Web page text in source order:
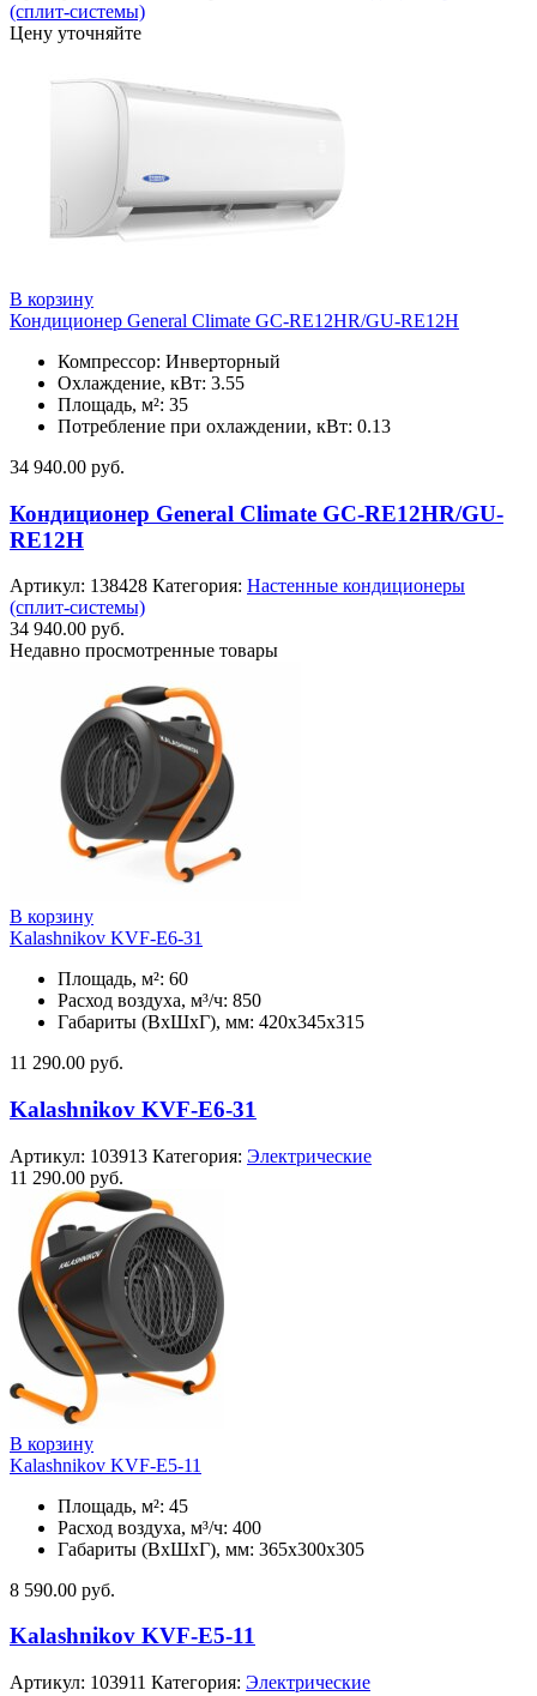
(сплит-системы)
Цену уточняйте
В корзину
Кондиционер General Climate GC-RE12HR/GU-RE12H
Компрессор: Инверторный
Охлаждение, кВт: 3.55
Площадь, м²: 35
Потребление при охлаждении, кВт: 0.13
34 940.00 руб.
Кондиционер General Climate GC-RE12HR/GU-
RE12H
Артикул: 138428 Категория: Настенные кондиционеры
(сплит-системы)
34 940.00 руб.
Недавно просмотренные товары
В корзину
Kalashnikov KVF-E6-31
Площадь, м²: 60
Расход воздуха, м³/ч: 850
Габариты (ВхШхГ), мм: 420x345x315
11 290.00 руб.
Kalashnikov KVF-E6-31
Артикул: 103913 Категория: Электрические
11 290.00 руб.
В корзину
Kalashnikov KVF-E5-11
Площадь, м²: 45
Расход воздуха, м³/ч: 400
Габариты (ВхШхГ), мм: 365x300x305
8 590.00 руб.
Kalashnikov KVF-E5-11
Артикул: 103911 Категория: Электрические